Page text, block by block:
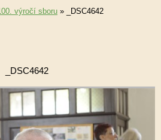
výročí sboru » _DSC4642
_DSC4642